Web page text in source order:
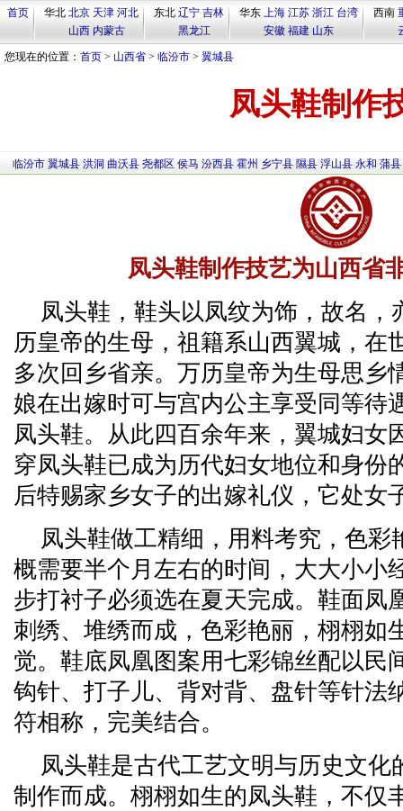
首页 华北 北京 天津 河北
山西 内蒙古
东北 辽宁 吉林
黑龙江
华东 上海 江苏 浙江 台湾
安徽 福建 山东
西南
您现在的位置： 首页 > 山西省 > 临汾市 > 翼城县
凤头鞋制作
临汾市 翼城县 洪洞 曲沃县 尧都区 侯马 汾西县 霍州 乡宁县 隰县 浮山县 永和 蒲县
凤头鞋制作技艺为山西省
凤头鞋，鞋头以凤纹为饰，故名，
历皇帝的生母，祖籍系山西翼城，在
多次回乡省亲。万历皇帝为生母思乡
娘在出嫁时可与宫内公主享受同等待
凤头鞋。从此四百余年来，翼城妇女
穿凤头鞋已成为历代妇女地位和身份
后特赐家乡女子的出嫁礼仪，它处女
凤头鞋做工精细，用料考究，色彩
概需要半个月左右的时间，大大小小
步打衬子必须选在夏天完成。鞋面凤
刺绣、堆绣而成，色彩艳丽，栩栩如
觉。鞋底凤凰图案用七彩锦丝配以民
钩针、打子儿、背对背、盘针等针法
符相称，完美结合。
凤头鞋是古代工艺文明与历史文化
制作而成。栩栩如生的凤头鞋，不仅